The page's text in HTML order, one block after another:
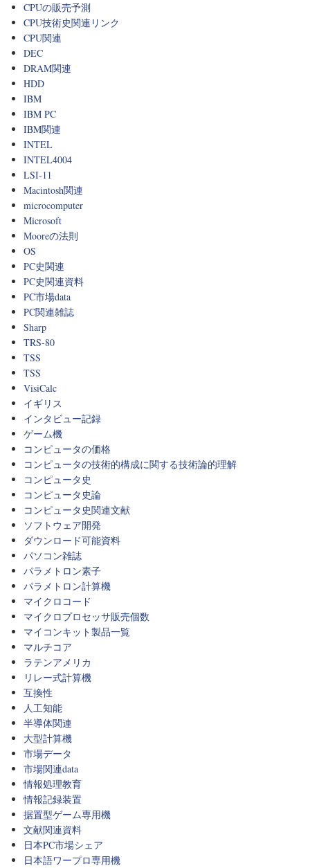
CPUの販売予測
CPU技術史関連リンク
CPU関連
DEC
DRAM関連
HDD
IBM
IBM PC
IBM関連
INTEL
INTEL4004
LSI-11
Macintosh関連
microcomputer
Microsoft
Mooreの法則
OS
PC史関連
PC史関連資料
PC市場data
PC関連雑誌
Sharp
TRS-80
TSS
TSS
VisiCalc
イギリス
インタビュー記録
ゲーム機
コンピュータの価格
コンピュータの技術的構成に関する技術論的理解
コンピュータ史
コンピュータ史論
コンピュータ史関連文献
ソフトウェア開発
ダウンロード可能資料
パソコン雑誌
パラメトロン素子
パラメトロン計算機
マイクロコード
マイクロプロセッサ販売個数
マイコンキット製品一覧
マルチコア
ラテンアメリカ
リレー式計算機
互換性
人工知能
半導体関連
大型計算機
市場データ
市場関連data
情報処理教育
情報記録装置
据置型ゲーム専用機
文献関連資料
日本PC市場シェア
日本語ワープロ専用機